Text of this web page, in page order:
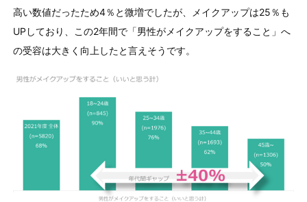
高い数値だったため4％と微増でしたが、メイクアップは25％も
UPしており、この2年間で「男性がメイクアップをすること」へ
の受容は大きく向上したと言えそうです。